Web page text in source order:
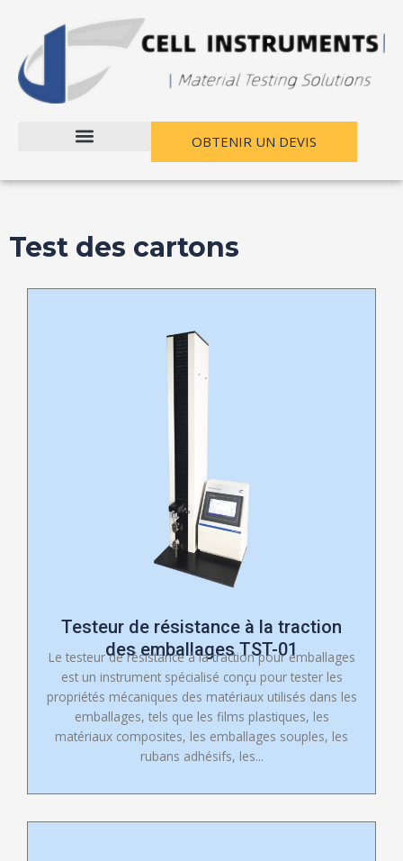
contenu
OBTENIR UN DEVIS
Test des cartons
Testeur de résistance à la traction
des emballages TST-01
Le testeur de résistance à la traction pour emballages
est un instrument spécialisé conçu pour tester les
propriétés mécaniques des matériaux utilisés dans les
emballages, tels que les films plastiques, les
matériaux composites, les emballages souples, les
rubans adhésifs, les...